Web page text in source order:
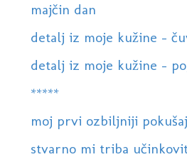
majčin dan
detalj iz moje kužine -
detalj iz moje kužine -
*****
moj prvi ozbiljniji
stvarno mi triba